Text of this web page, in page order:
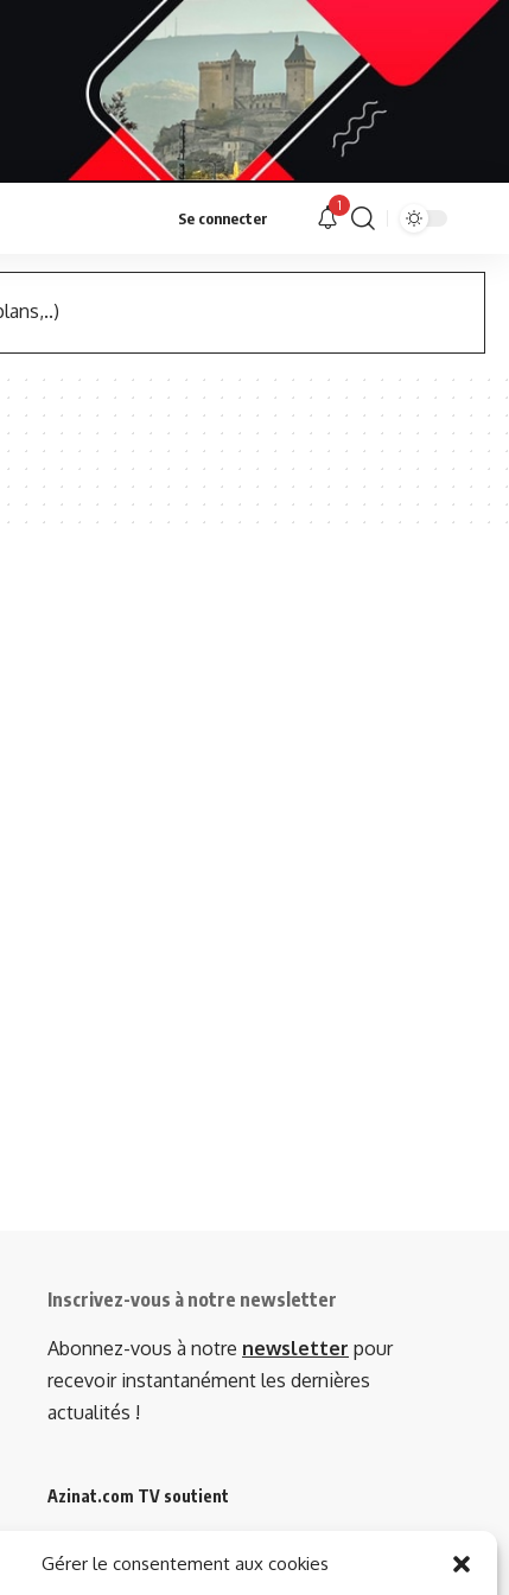
Gérer le consentement aux cookies
Se connecter
1
Inscrivez-vous à notre newsletter
Abonnez-vous à notre newsletter pour
recevoir instantanément les dernières
actualités !
Azinat.com TV soutient